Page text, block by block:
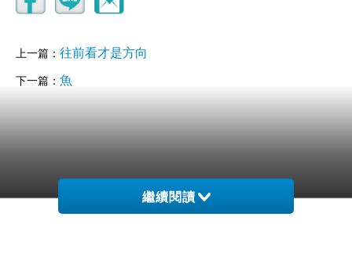
上一篇： 往前看才是方向
下一篇： 魚
繼續閱讀